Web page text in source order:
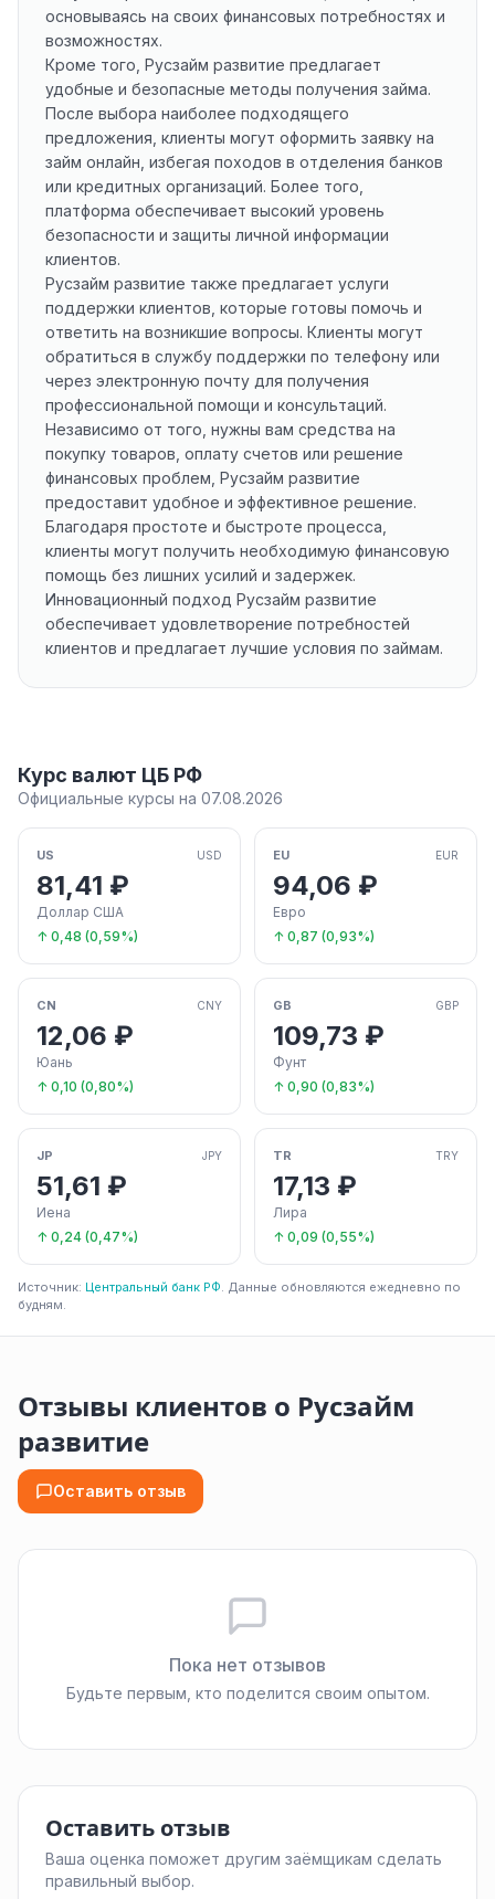
основываясь на своих финансовых потребностях и
возможностях.
Кроме того, Русзайм развитие предлагает
удобные и безопасные методы получения займа.
После выбора наиболее подходящего
предложения, клиенты могут оформить заявку на
займ онлайн, избегая походов в отделения банков
или кредитных организаций. Более того,
платформа обеспечивает высокий уровень
безопасности и защиты личной информации
клиентов.
Русзайм развитие также предлагает услуги
поддержки клиентов, которые готовы помочь и
ответить на возникшие вопросы. Клиенты могут
обратиться в службу поддержки по телефону или
через электронную почту для получения
профессиональной помощи и консультаций.
Независимо от того, нужны вам средства на
покупку товаров, оплату счетов или решение
финансовых проблем, Русзайм развитие
предоставит удобное и эффективное решение.
Благодаря простоте и быстроте процесса,
клиенты могут получить необходимую финансовую
помощь без лишних усилий и задержек.
Инновационный подход Русзайм развитие
обеспечивает удовлетворение потребностей
клиентов и предлагает лучшие условия по займам.
Курс валют ЦБ РФ
Официальные курсы на 07.08.2026
US USD
81,41 ₽
Доллар США
↑ 0,48 (0,59%)
EU EUR
94,06 ₽
Евро
↑ 0,87 (0,93%)
CN CNY
12,06 ₽
Юань
↑ 0,10 (0,80%)
GB GBP
109,73 ₽
Фунт
↑ 0,90 (0,83%)
JP JPY
51,61 ₽
Иена
↑ 0,24 (0,47%)
TR TRY
17,13 ₽
Лира
↑ 0,09 (0,55%)
Источник: Центральный банк РФ. Данные обновляются ежедневно по
будням.
Отзывы клиентов о Русзайм
развитие
Оставить отзыв
Пока нет отзывов
Будьте первым, кто поделится своим опытом.
Оставить отзыв
Ваша оценка поможет другим заёмщикам сделать
правильный выбор.